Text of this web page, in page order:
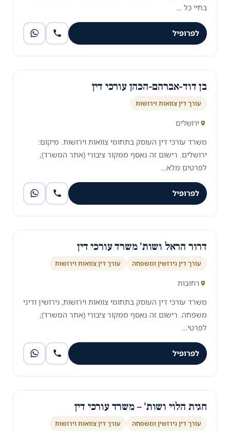
בחיי כל …
לפרופיל
בן דוד-אברהם-הכהן עורכי דין
עורך דין צוואות וירושות
ירושלים
משרד עורכי דין העוסק בתחומי צוואות וירושות. מיקום:
ירושלים. רישום זה נאסף ממקור ציבורי (אתר המשרד);
לפרטים מלא…
לפרופיל
דרור הראל ושות' משרד עורכי דין
עורך דין גירושין ומשפחה עורך דין צוואות וירושות
רחובות
משרד עורכי דין העוסק בתחומי צוואות וירושות, גירושין ודיני
משפחה. רישום זה נאסף ממקור ציבורי (אתר המשרד);
לפרטי…
לפרופיל
חגית הלוי ושות' – משרד עורכי דין
עורך דין גירושין ומשפחה עורך דין צוואות וירושות